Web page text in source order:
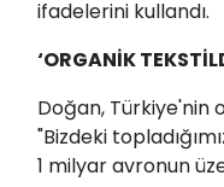
ifadelerini kullandı.
‘ORGANİK
Doğan, Türkiye'nin
"Bizdeki
1 milyar avronun